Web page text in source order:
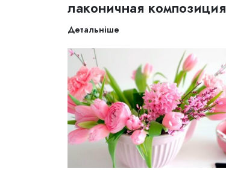
лаконичная композиция
Детальніше